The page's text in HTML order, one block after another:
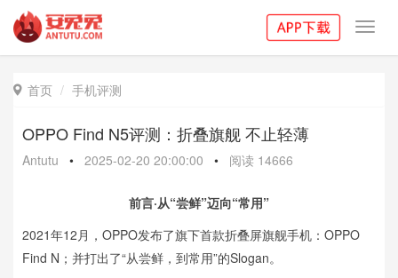
 首页 手机评测
OPPO Find N5评测：折叠旗舰 不止轻薄
Antutu • 2025-02-20 20:00:00 • 阅读 14666
前言·从“尝鲜”迈向“常用”
2021年12月，OPPO发布了旗下首款折叠屏旗舰手机：OPPO
Find N；并打出了“从尝鲜，到常用”的Slogan。